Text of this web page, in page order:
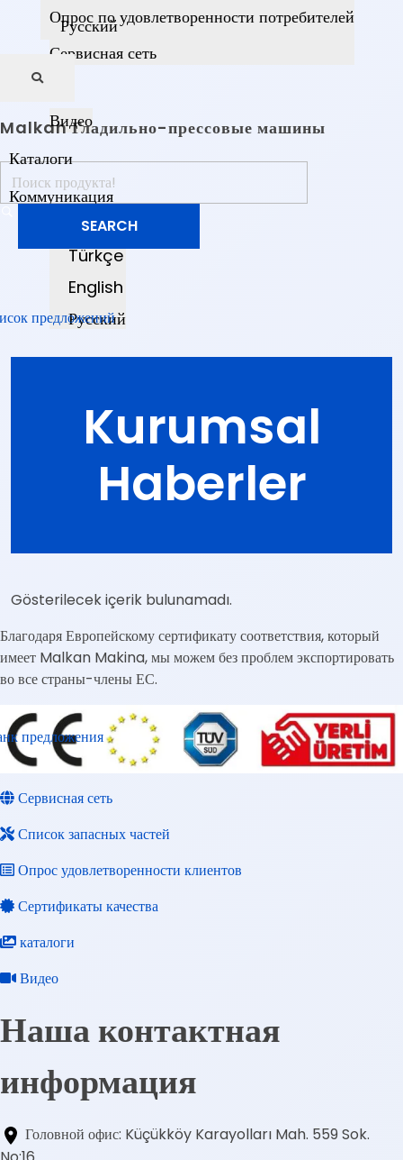
Русский
Malkan Гладильно-прессовые машины
предложений
Опрос по удовлетворенности потребителей
Сервисная сеть
Видео
Каталоги
Коммуникация
Русский
Türkçe
English
Русский
Kurumsal
Haberler
Gösterilecek içerik bulunamadı.
Благодаря Европейскому сертификату соответствия, который
имеет Malkan Makina, мы можем без проблем экспортировать
во все страны-члены ЕС.
предложения
Сервисная сеть
Список запасных частей
Опрос удовлетворенности клиентов
Сертификаты качества
каталоги
Видео
Наша контактная
информация
Головной офис: Küçükköy Karayolları Mah. 559 Sok.